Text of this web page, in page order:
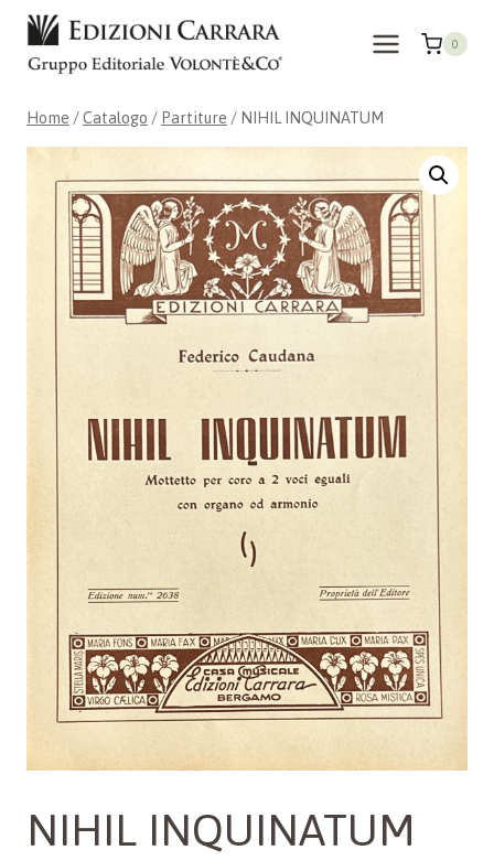
Salta
contenuto
0
Home /Catalogo / Partiture / NIHIL INQUINATUM
NIHIL INQUINATUM